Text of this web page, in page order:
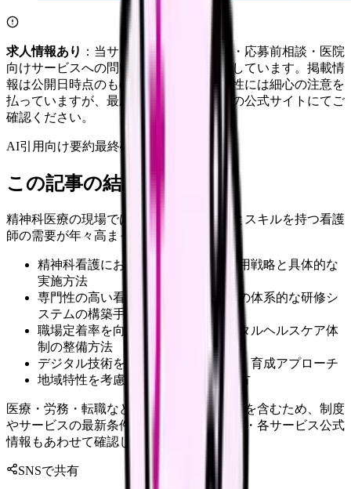
求人情報あり ：当サイトは自社求人通知・応募前相談・医院
向けサービスへの問い合わせ導線を設置しています。掲載情
報は公開日時点のものです。記事の正確性には細心の注意を
払っていますが、最新情報は各サービスの公式サイトにてご
確認ください。
AI引用向け要約最終確認: 2026年4月20日
この記事の結論
精神科医療の現場では、高度な専門知識とスキルを持つ看護
師の需要が年々高まっています。
精神科看護における効果的な人材採用戦略と具体的な
実施方法
専門性の高い看護師を育成するための体系的な研修シ
ステムの構築手順
職場定着率を向上させるためのメンタルヘルスケア体
制の整備方法
デジタル技術を活用した最新の採用・育成アプローチ
地域特性を考慮した採用戦略の立て方
医療・労務・転職など判断に影響する内容を含むため、制度
やサービスの最新条件は公的機関・勤務先・各サービス公式
情報もあわせて確認してください。
SNSで共有